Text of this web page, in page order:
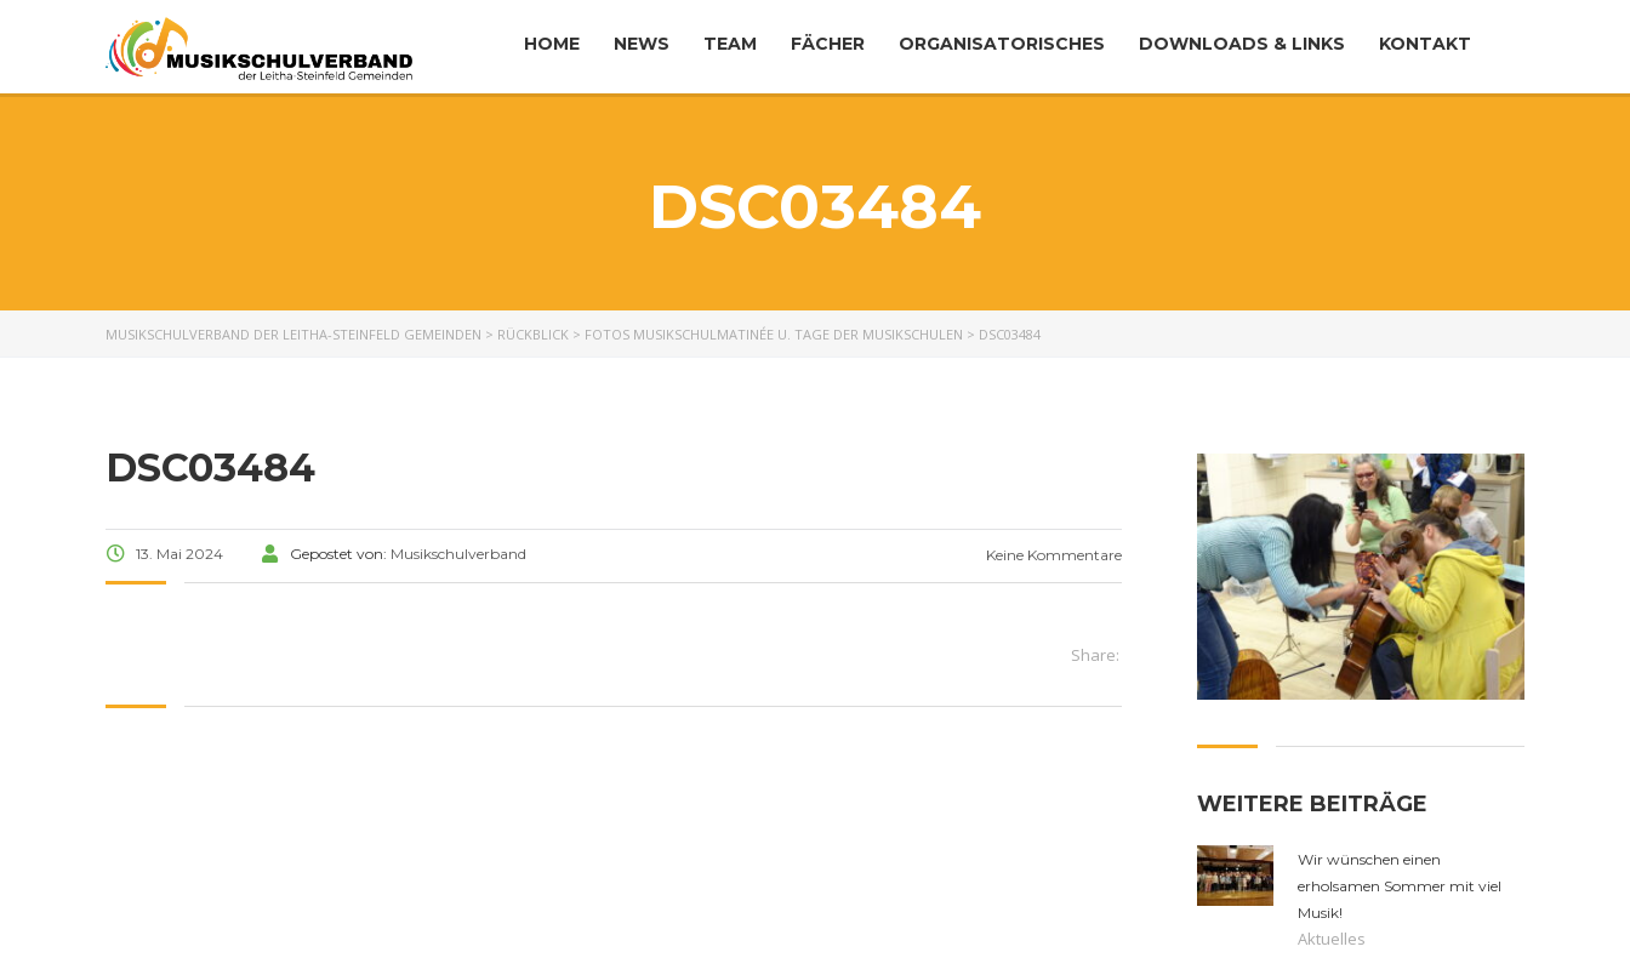
HOME NEWS TEAM FÄCHER ORGANISATORISCHES DOWNLOADS & LINKS KONTAKT
DSC03484
MUSIKSCHULVERBAND DER LEITHA-STEINFELD GEMEINDEN > RÜCKBLICK > FOTOS MUSIKSCHULMATINÉE U. TAGE DER MUSIKSCHULEN > DSC03484
DSC03484
13. Mai 2024 Gepostet von: Musikschulverband Keine Kommentare
Share:
WEITERE BEITRÄGE
Wir wünschen einen
erholsamen Sommer mit viel
Musik!
Aktuelles